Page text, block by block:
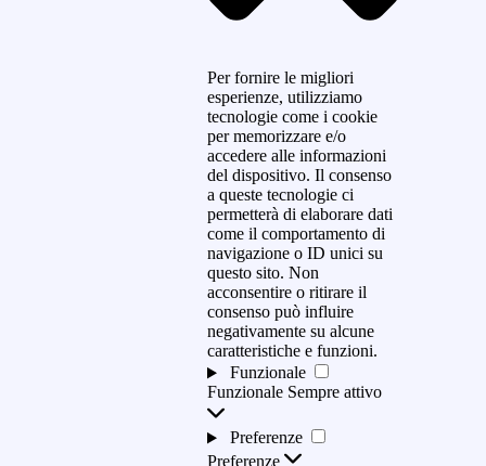
Per fornire le migliori
esperienze, utilizziamo
tecnologie come i cookie
per memorizzare e/o
accedere alle informazioni
del dispositivo. Il consenso
a queste tecnologie ci
permetterà di elaborare dati
come il comportamento di
navigazione o ID unici su
questo sito. Non
acconsentire o ritirare il
consenso può influire
negativamente su alcune
caratteristiche e funzioni.
Funzionale
Funzionale Sempre attivo
Preferenze
Preferenze